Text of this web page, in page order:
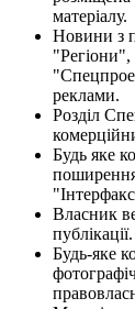
матеріалу.
Новини з
реклами.
Розділ
Будь яке
Власник
публікації.
Будь-яке